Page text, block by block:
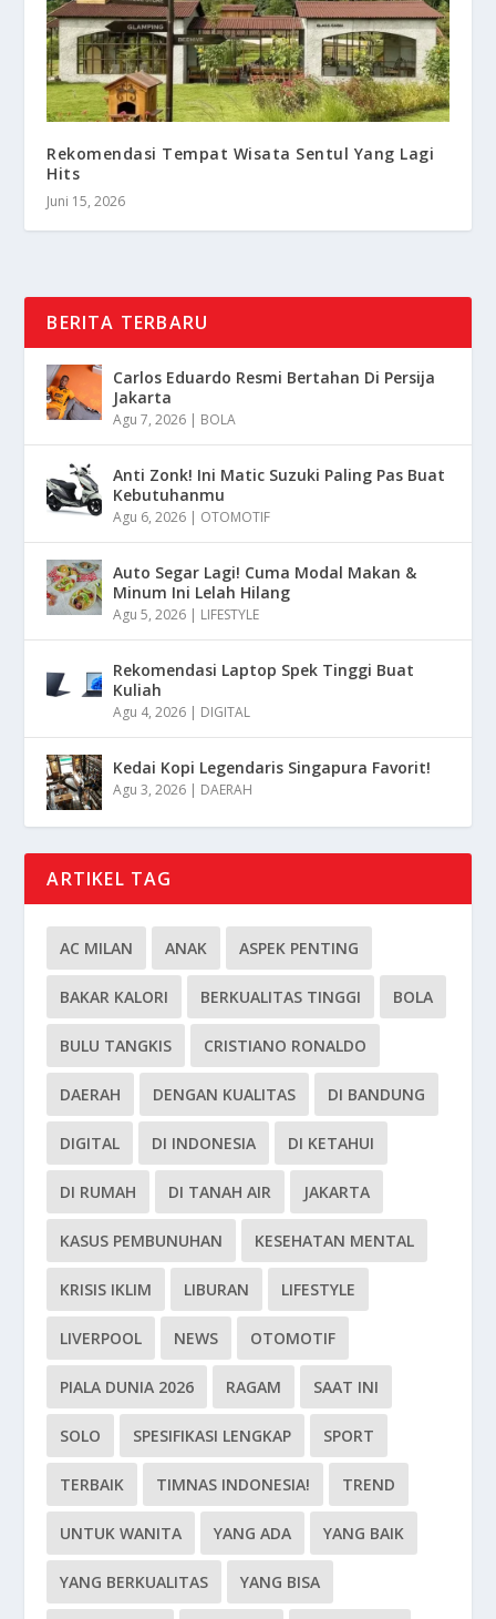
Rekomendasi Tempat Wisata Sentul Yang Lagi
Hits
Juni 15, 2026
BERITA TERBARU
Carlos Eduardo Resmi Bertahan Di Persija
Jakarta
Agu 7, 2026 | BOLA
Anti Zonk! Ini Matic Suzuki Paling Pas Buat
Kebutuhanmu
Agu 6, 2026 | OTOMOTIF
Auto Segar Lagi! Cuma Modal Makan &
Minum Ini Lelah Hilang
Agu 5, 2026 | LIFESTYLE
Rekomendasi Laptop Spek Tinggi Buat
Kuliah
Agu 4, 2026 | DIGITAL
Kedai Kopi Legendaris Singapura Favorit!
Agu 3, 2026 | DAERAH
ARTIKEL TAG
AC MILAN ANAK ASPEK PENTING
BAKAR KALORI BERKUALITAS TINGGI BOLA
BULU TANGKIS CRISTIANO RONALDO
DAERAH DENGAN KUALITAS DI BANDUNG
DIGITAL DI INDONESIA DI KETAHUI
DI RUMAH DI TANAH AIR JAKARTA
KASUS PEMBUNUHAN KESEHATAN MENTAL
KRISIS IKLIM LIBURAN LIFESTYLE
LIVERPOOL NEWS OTOMOTIF
PIALA DUNIA 2026 RAGAM SAAT INI
SOLO SPESIFIKASI LENGKAP SPORT
TERBAIK TIMNAS INDONESIA! TREND
UNTUK WANITA YANG ADA YANG BAIK
YANG BERKUALITAS YANG BISA